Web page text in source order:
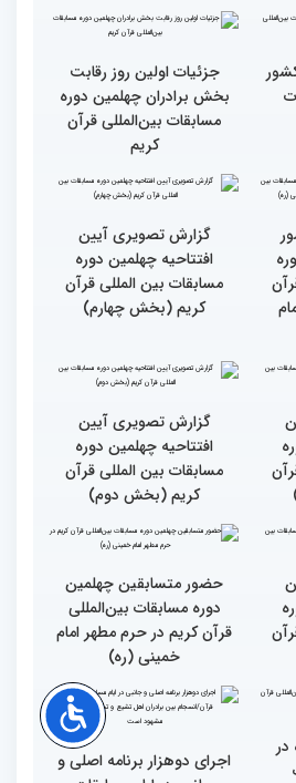
گزارش تصویری اولین روز
چهلمین دوره مسابقات بین
المللی قرآن کریم(بخش
اول)
از 11 کشور
جزئیات اولین روز رقابت
بخش برادران چهلمین دوره
مسابقات بین‌المللی قرآن
کریم
افتتاحیه چهلمین دوره
مسابقات بین المللی قرآن
کریم (بخش چهارم)
گزارش تصویری آیین
افتتاحیه چهلمین دوره
مسابقات بین المللی قرآن
کریم (بخش دوم)
حضور متسابقین چهلمین
دوره مسابقات بین‌المللی